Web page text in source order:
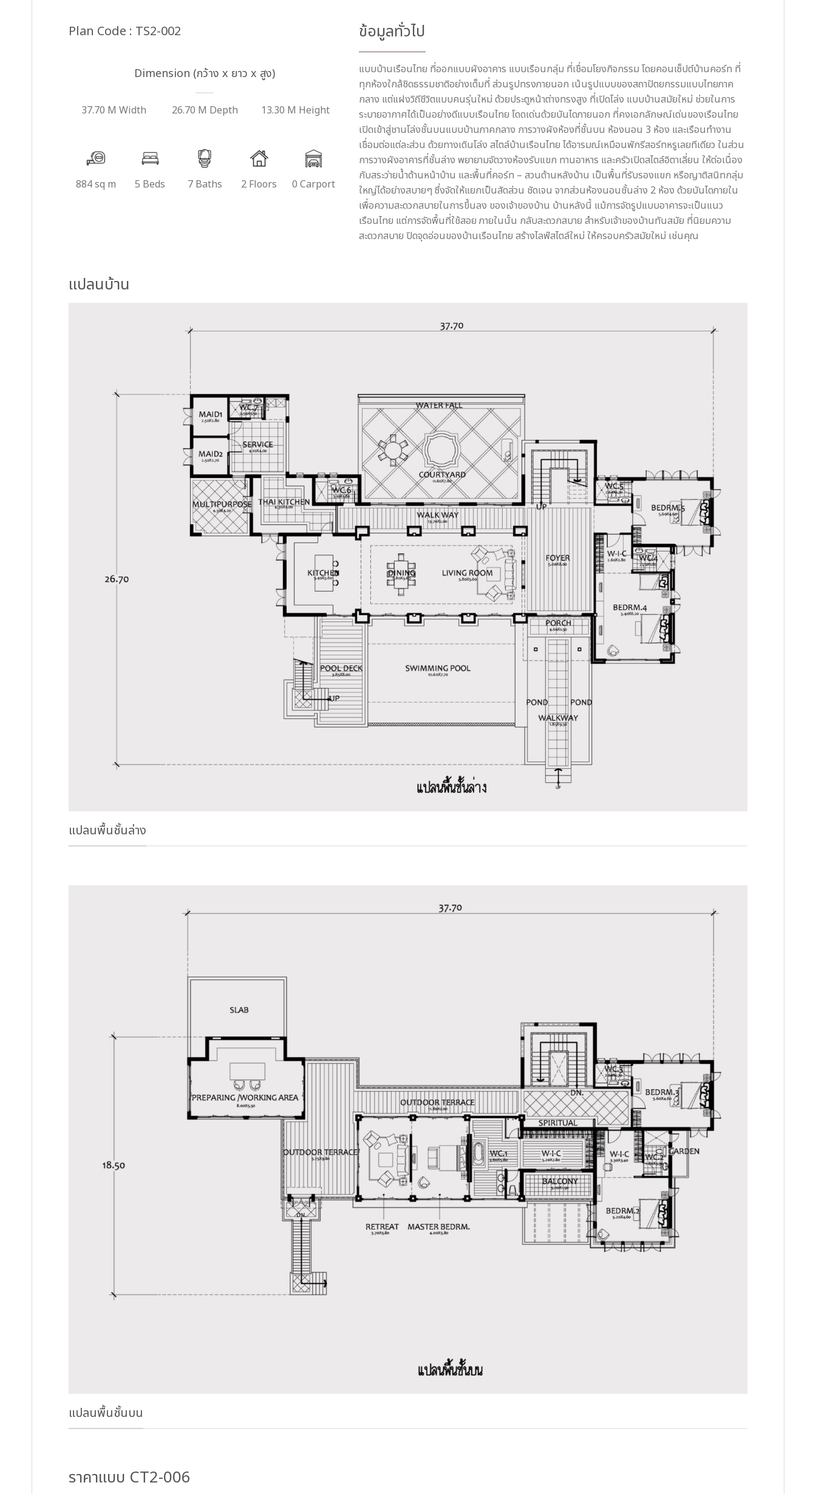
Plan Code : TS2-002
Dimension (กว้าง x ยาว x สูง)
37.70 M Width 26.70 M Depth 13.30 M Height
884 sq m 5 Beds 7 Baths 2 Floors 0 Carport
ข้อมูลทั่วไป
แบบบ้านเรือนไทย ที่ออกแบบผังอาคาร แบบเรือนกลุ่ม ที่เชื่อมโยงกิจกรรม โดยคอนเซ็ปต์บ้านคอร์ท ที่
ทุกห้องใกล้ชิดธรรมชาติอย่างเต็มที่ ส่วนรูปทรงภายนอก เน้นรูปแบบของสถาปัตยกรรมแบบไทยภาค
กลาง แต่แฝงวิถีชีวิตแบบคนรุ่นใหม่ ด้วยประตูหน้าต่างทรงสูง ที่เปิดโล่ง แบบบ้านสมัยใหม่ ช่วยในการ
ระบายอากาศได้เป็นอย่างดีแบบเรือนไทย โดดเด่นด้วยบันไดภายนอก ที่คงเอกลักษณ์เด่นของเรือนไทย
เปิดเข้าสู่ชานโล่งชั้นบนแบบบ้านภาคกลาง การวางผังห้องที่ชั้นบน ห้องนอน 3 ห้อง และเรือนทำงาน
เชื่อมต่อแต่ละส่วน ด้วยทางเดินโล่ง สไตล์บ้านเรือนไทย ได้อารมณ์เหมือนพักรีสอร์ทหรูเลยทีเดียว ในส่วน
การวางผังอาคารที่ชั้นล่าง พยายามจัดวางห้องรับแขก ทานอาหาร และครัวเปิดสไตล์อิตาเลี่ยน ให้ต่อเนื่อง
กับสระว่ายน้ำด้านหน้าบ้าน และพื้นที่คอร์ท – สวนด้านหลังบ้าน เป็นพื้นที่รับรองแขก หรือญาติสนิทกลุ่ม
ใหญ่ได้อย่างสบายๆ ซึ่งจัดให้แยกเป็นสัดส่วน ชัดเจน จากส่วนห้องนอนชั้นล่าง 2 ห้อง ด้วยบันไดภายใน
เพื่อความสะดวกสบายในการขึ้นลง ของเจ้าของบ้าน บ้านหลังนี้ แม้การจัดรูปแบบอาคารจะเป็นแนว
เรือนไทย แต่การจัดพื้นที่ใช้สอย ภายในนั้น กลับสะดวกสบาย สำหรับเจ้าของบ้านทันสมัย ที่นิยมความ
สะดวกสบาย ปิดจุดอ่อนของบ้านเรือนไทย สร้างไลฟ์สไตล์ใหม่ ให้ครอบครัวสมัยใหม่ เช่นคุณ
แปลนบ้าน
แปลนพื้นชั้นล่าง
แปลนพื้นชั้นบน
ราคาแบบ CT2-006